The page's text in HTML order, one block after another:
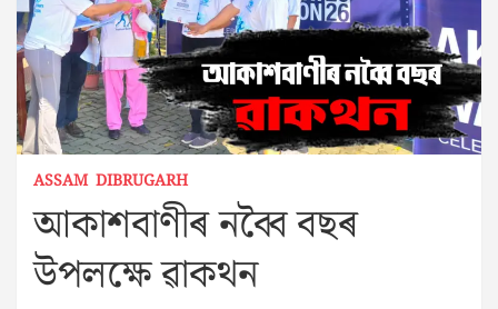
ASSAM DIBRUGARH
আকাশবাণীৰ নব্বৈ বছৰ
উপলক্ষে ৱাকথন